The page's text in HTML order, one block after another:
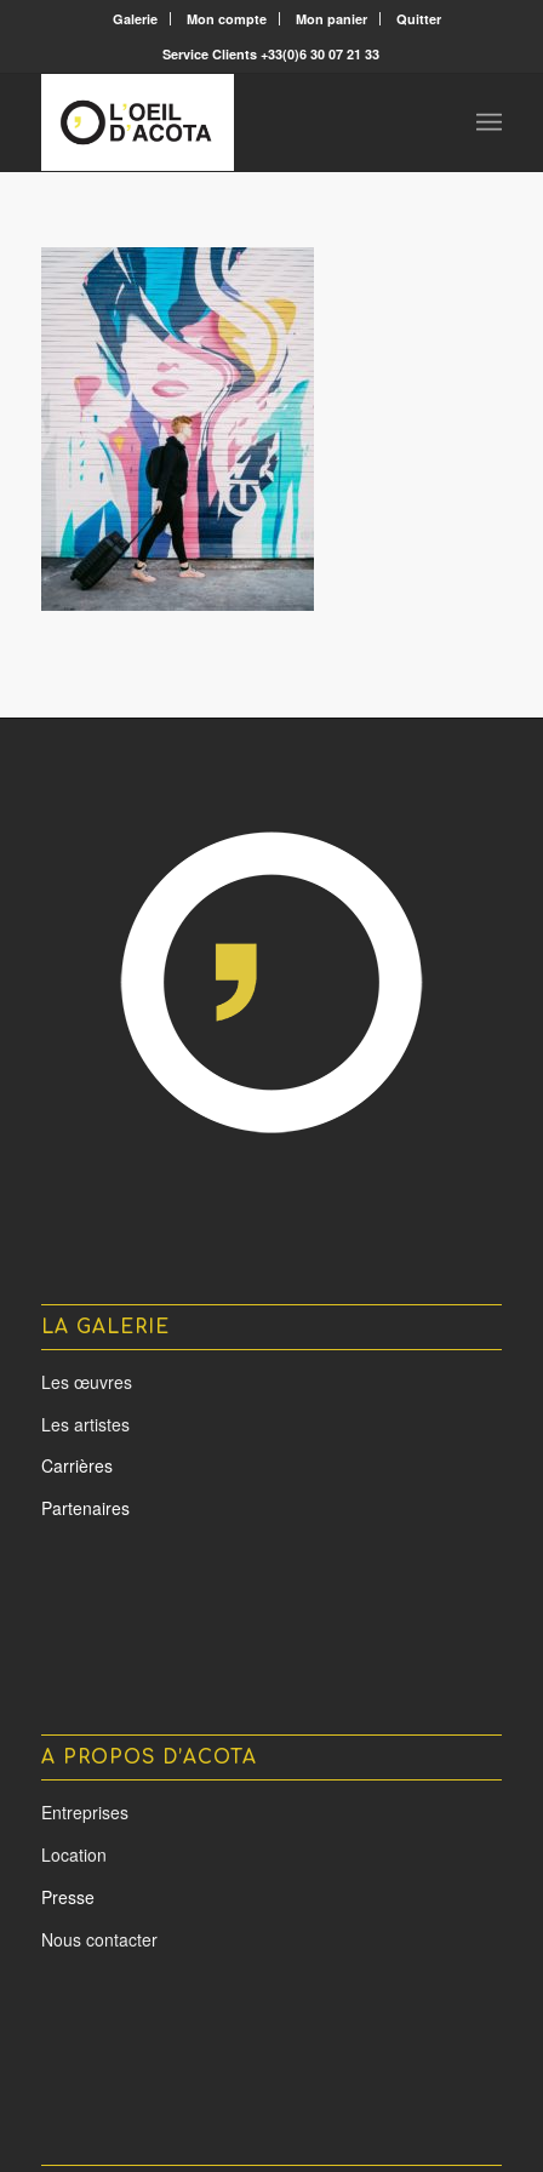
Galerie Mon compte Mon panier
Quitter
Service Clients +33(0)6 30 07 21 33
LA GALERIE
Les œuvres
Les artistes
Carrières
Partenaires
A PROPOS D’ACOTA
Entreprises
Location
Presse
Nous contacter